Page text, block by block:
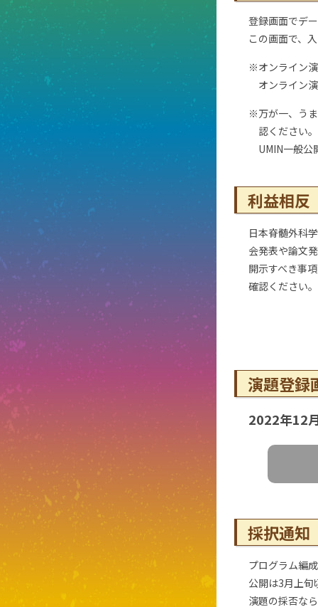
登録画面でデ
この画面で、
※オンライン
オンライン
※万が一、う
認ください。
UMIN一般公
利益相反
日本脊髄外科
会発表や論文
開示すべき事
確認ください。
演題登録
2022年12
採択通知
プログラム編
公開は3月上
演題の採否な